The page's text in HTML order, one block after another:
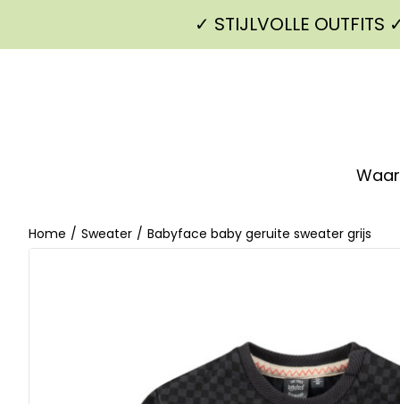
✓ STIJLVOLLE OUTFITS
Home / Sweater / Babyface baby geruite sweater grijs